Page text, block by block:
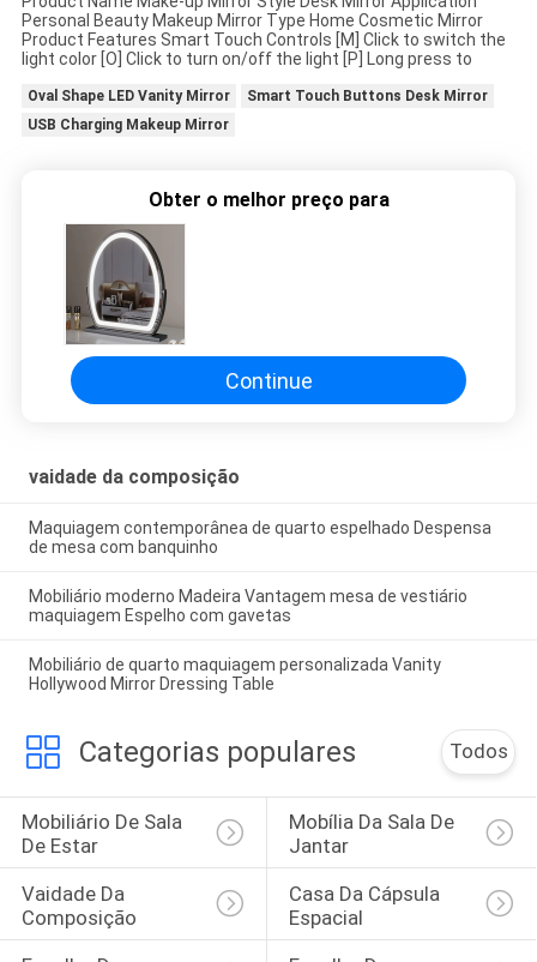
SITEMAP
POLÍTICA
PRIVACIDADE
Personal Beauty Makeup Mirror Type Home Cosmetic Mirror
Product Features Smart Touch Controls [M] Click to switch the
light color [O] Click to turn on/off the light [P] Long press to
Oval Shape LED Vanity Mirror
Smart Touch Buttons Desk Mirror
USB Charging Makeup Mirror
Obter o melhor preço para
Continue
vaidade da composição
Maquiagem contemporânea de quarto espelhado Despensa
de mesa com banquinho
Mobiliário moderno Madeira Vantagem mesa de vestiário
maquiagem Espelho com gavetas
Mobiliário de quarto maquiagem personalizada Vanity
Hollywood Mirror Dressing Table
Categorias populares Todos
Mobiliário De Sala
De Estar
Mobília Da Sala De
Jantar
Vaidade Da
Composição
Casa Da Cápsula
Espacial